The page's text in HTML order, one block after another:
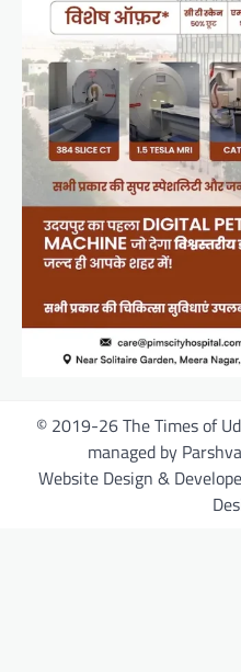
© 2019-26 The Times of
managed by
Website Design &